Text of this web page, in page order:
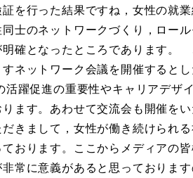
を行った結果ですね，女性の就
士のネットワークづくり，ロー
確となったところであります。
ネットワーク会議を開催するとし
躍促進の重要性やキャリアデザ
ます。あわせて交流会も開催を
きまして，女性が働き続けられ
おります。ここからメディアの
常に意義があると思っておりま